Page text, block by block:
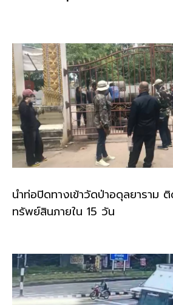
k
นำท่อปิดทางเข้าวัดป่าอดุลยาราม
ทรัพย์สินภายใน 15 วัน